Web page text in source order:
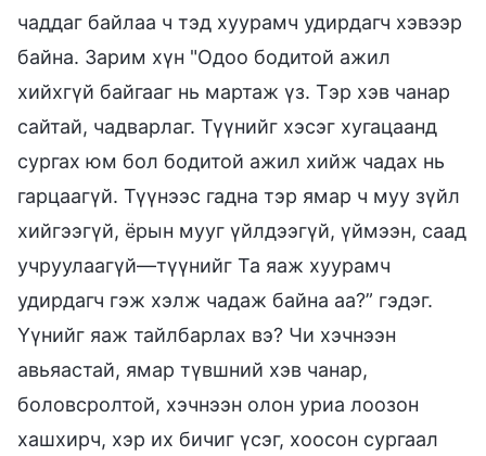
чаддаг байлаа ч тэд хуурамч удирдагч хэвээр
байна. Зарим хүн "Одоо бодитой ажил
хийхгүй байгааг нь мартаж үз. Тэр хэв чанар
сайтай, чадварлаг. Түүнийг хэсэг хугацаанд
сургах юм бол бодитой ажил хийж чадах нь
гарцаагүй. Түүнээс гадна тэр ямар ч муу зүйл
хийгээгүй, ёрын мууг үйлдээгүй, үймээн, саад
учруулаагүй—түүнийг Та яаж хуурамч
удирдагч гэж хэлж чадаж байна аа?” гэдэг.
Үүнийг яаж тайлбарлах вэ? Чи хэчнээн
авьяастай, ямар түвшний хэв чанар,
боловсролтой, хэчнээн олон уриа лоозон
хашхирч, хэр их бичиг үсэг, хоосон сургаал